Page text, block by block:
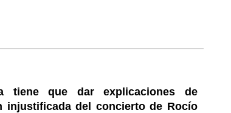
tiene que dar explicaciones de
injustificada del concierto de Rocío